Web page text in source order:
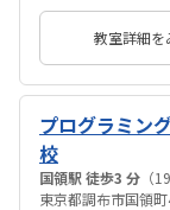
教室詳細を
プログラミン
校
国領駅 徒歩3 分 （
東京都調布市国領